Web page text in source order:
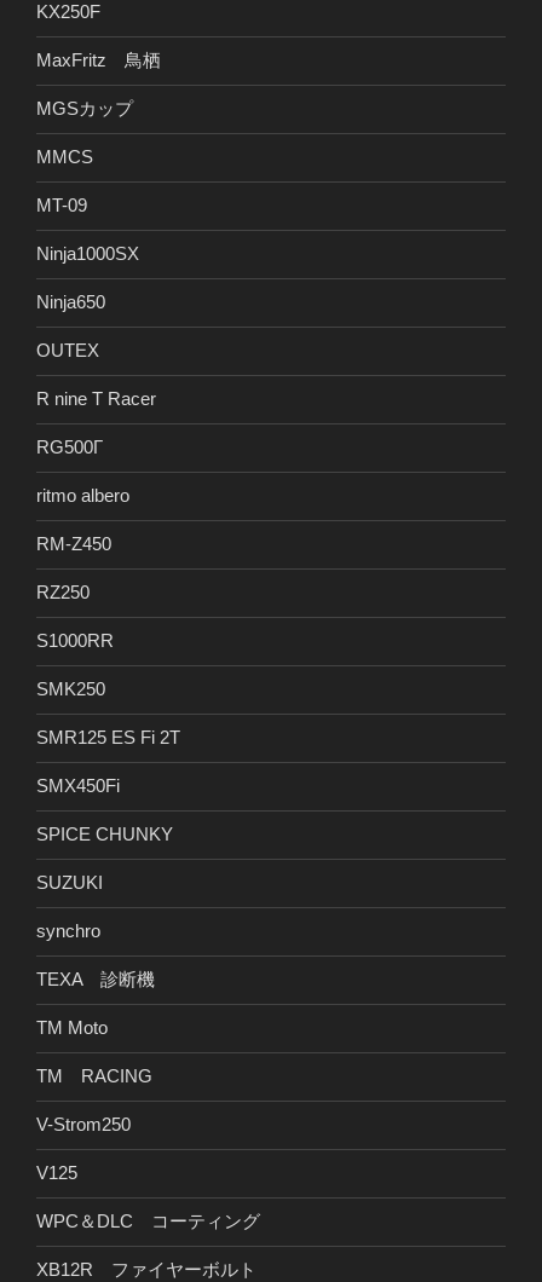
KX250F
MaxFritz 鳥栖
MGSカップ
MMCS
MT-09
Ninja1000SX
Ninja650
OUTEX
R nine T Racer
RG500Γ
ritmo albero
RM-Z450
RZ250
S1000RR
SMK250
SMR125 ES Fi 2T
SMX450Fi
SPICE CHUNKY
SUZUKI
synchro
TEXA 診断機
TM Moto
TM RACING
V-Strom250
V125
WPC＆DLC コーティング
XB12R ファイヤーボルト